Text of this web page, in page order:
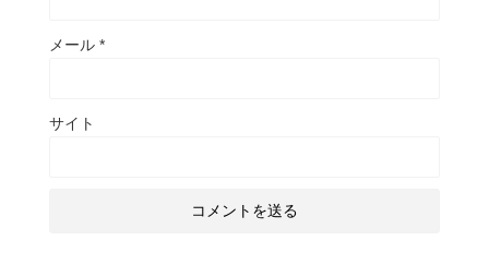
メール *
サイト